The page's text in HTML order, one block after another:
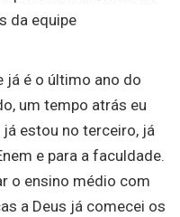
da equipe
já é o último ano do
um tempo atrás eu
estou no terceiro, já
e para a faculdade.
o ensino médio com
a Deus já comecei os